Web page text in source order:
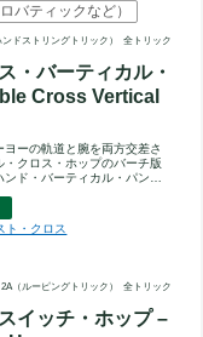
ドストリングトリック） 全トリック
バティックなど）
・バーティカル・
Cross Vertical
ヨーの軌道と腕を両方交差さ
クロス・ホップのバーチ版
ド・バーティカル・パンチ
2A（ルーピングトリック） 全トリック
ト・クロス
イッチ・ホップ –